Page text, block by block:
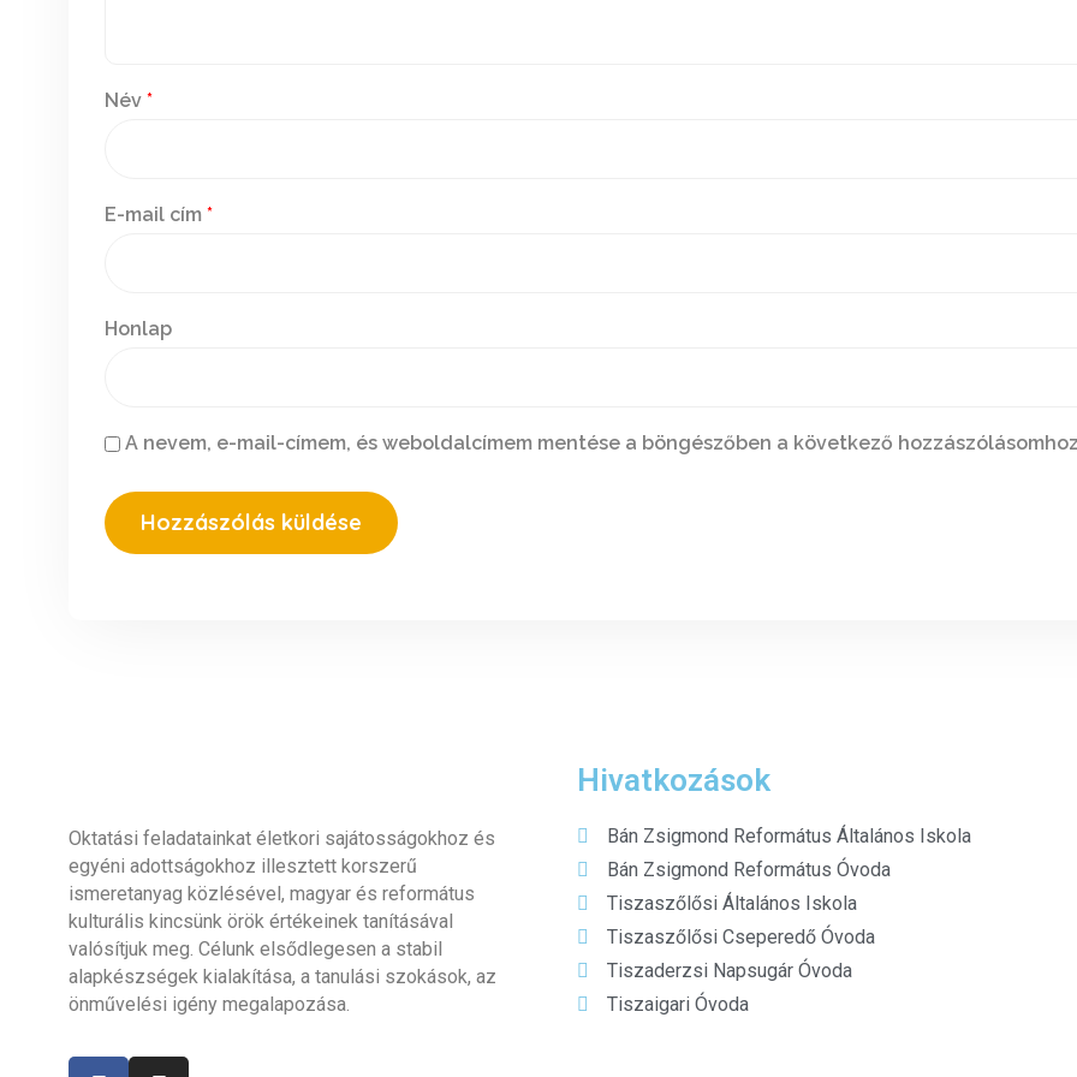
Név *
E-mail cím *
Honlap
A nevem, e-mail-címem, és weboldalcímem mentése a böngészőben a következő
Oktatási feladatainkat életkori sajátosságokhoz és
egyéni adottságokhoz illesztett korszerű
ismeretanyag közlésével, magyar és református
kulturális kincsünk örök értékeinek tanításával
valósítjuk meg. Célunk elsődlegesen a stabil
alapkészségek kialakítása, a tanulási szokások, az
önművelési igény megalapozása.
Hivatkozások
Bán Zsigmond Református Általános Iskola
Bán Zsigmond Református Óvoda
Tiszaszőlősi Általános Iskola
Tiszaszőlősi Cseperedő Óvoda
Tiszaderzsi Napsugár Óvoda
Tiszaigari Óvoda